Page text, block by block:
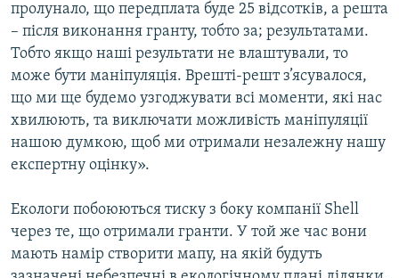
пролунало, що передплата буде 25 відсотків, а решта
– після виконання гранту, тобто за; результатами.
Тобто якщо наші результати не влаштували, то
може бути маніпуляція. Врешті-решт з’ясувалося,
що ми ще будемо узгоджувати всі моменти, які нас
хвилюють, та виключати можливість маніпуляції
нашою думкою, щоб ми отримали незалежну нашу
експертну оцінку».
Екологи побоюються тиску з боку компанії Shell
через те, що отримали гранти. У той же час вони
мають намір створити мапу, на якій будуть